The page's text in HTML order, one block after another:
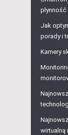
Jak
porady i
Kamery
wirtualną